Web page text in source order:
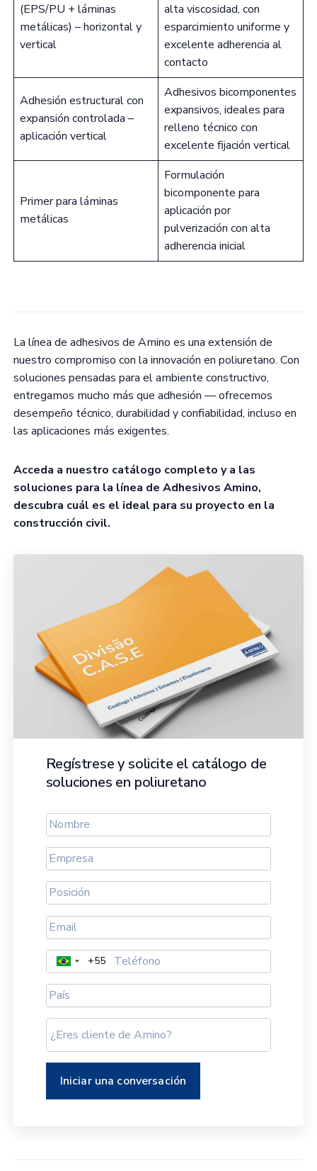
(EPS/PU + láminas
metálicas) – horizontal y
vertical
alta viscosidad, con
esparcimiento uniforme y
excelente adherencia al
contacto
Adhesión estructural con
expansión controlada –
aplicación vertical
Adhesivos bicomponentes
expansivos, ideales para
relleno técnico con
excelente fijación vertical
Primer para láminas
metálicas
Formulación
bicomponente para
aplicación por
pulverización con alta
adherencia inicial
La línea de adhesivos de Amino es una extensión de
nuestro compromiso con la innovación en poliuretano. Con
soluciones pensadas para el ambiente constructivo,
entregamos mucho más que adhesión — ofrecemos
desempeño técnico, durabilidad y confiabilidad, incluso en
las aplicaciones más exigentes.
Acceda a nuestro catálogo completo y a las
soluciones para la línea de Adhesivos Amino,
descubra cuál es el ideal para su proyecto en la
construcción civil.
Regístrese y solicite el catálogo de
soluciones en poliuretano
Brazil
+55
+55